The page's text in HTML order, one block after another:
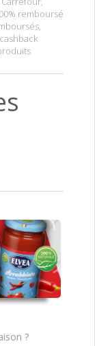
remboursé
,
cashback
?